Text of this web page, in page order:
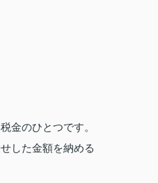
金のひとつです。
した金額を納める